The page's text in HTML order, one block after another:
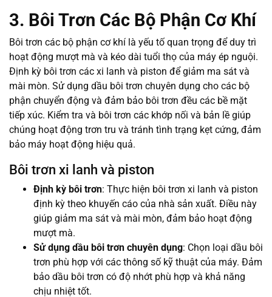
3. Bôi Trơn Các Bộ Phận Cơ Khí
Bôi trơn các bộ phận cơ khí là yếu tố quan trọng để duy trì
hoạt động mượt mà và kéo dài tuổi thọ của máy ép nguội.
Định kỳ bôi trơn các xi lanh và piston để giảm ma sát và
mài mòn. Sử dụng dầu bôi trơn chuyên dụng cho các bộ
phận chuyển động và đảm bảo bôi trơn đều các bề mặt
tiếp xúc. Kiểm tra và bôi trơn các khớp nối và bản lề giúp
chúng hoạt động trơn tru và tránh tình trạng kẹt cứng, đảm
bảo máy hoạt động hiệu quả.
Bôi trơn xi lanh và piston
Định kỳ bôi trơn: Thực hiện bôi trơn xi lanh và piston
định kỳ theo khuyến cáo của nhà sản xuất. Điều này
giúp giảm ma sát và mài mòn, đảm bảo hoạt động
mượt mà.
Sử dụng dầu bôi trơn chuyên dụng: Chọn loại dầu bôi
trơn phù hợp với các thông số kỹ thuật của máy. Đảm
bảo dầu bôi trơn có độ nhớt phù hợp và khả năng
chịu nhiệt tốt.